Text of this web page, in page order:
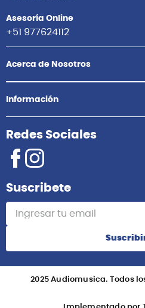
Asesoría Online
+51 977624112
Acerca de Nosotros
Información
Redes Sociales
Suscribete
2025 Audiomusica. Todos